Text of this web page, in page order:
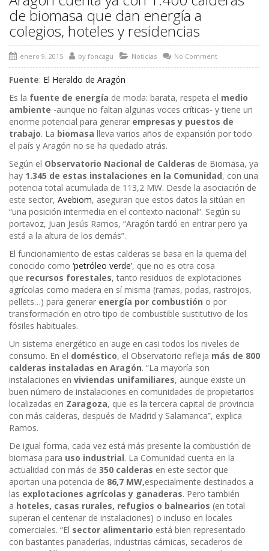
de biomasa que dan energía a
colegios, hoteles y residencias
enero 9, 2015 by foncagu Noticias No Comment
Fuente: El Heraldo de Aragón
Es la fuente de energía de moda: barata, respeta el medio
ambiente -aunque no faltan algunas voces críticas- y tiene un
enorme potencial para generar empresas y puestos de
trabajo. La biomasa lleva varios años de expansión por todo
el país y Aragón no se ha quedado atrás.
Según el Observatorio Nacional de Calderas de Biomasa, ya
hay 1.345 de estas instalaciones en la Comunidad, con una
potencia total acumulada de 113,2 MW. Desde la asociación de
este sector, Avebiom, aseguran que estos datos la sitúan en
“una posición intermedia en el contexto nacional”. Según su
portavoz, Juan Jesús Ramos, “Aragón tardó en entrar pero ya
está a la altura de los demás”.
El funcionamiento de estas calderas se basa en la quema del
conocido como ‘petróleo verde’, que no es otra cosa
que recursos forestales, tanto residuos de explotaciones
agrícolas como madera en sí misma (ramas, podas, rastrojos,
pellets…) para generar energía por combustión o por
transformación en otro tipo de combustible sustitutivo de los
fósiles habituales.
Un sistema energético en auge en casi todos los niveles de
consumo. En el doméstico, el Observatorio refleja más de 800
calderas instaladas en Aragón. “La mayoría son
instalaciones en viviendas unifamiliares, aunque existe un
buen número de instalaciones en comunidades de propietarios
localizadas en Zaragoza, que es la tercera capital de provincia
con más calderas, después de Madrid y Salamanca”, explica
Ramos.
De igual forma, cada vez está más presente la combustión de
biomasa para uso industrial. La Comunidad cuenta en la
actualidad con más de 350 calderas en este sector que
aportan una potencia de 86,7 MW,especialmente destinados a
las explotaciones agrícolas y ganaderas. Pero también
a hoteles, casas rurales, refugios o balnearios (en total
superan el centenar de instalaciones) o incluso en locales
comerciales. “El sector alimentario está bien representado
con bastantes panaderías, industrias cárnicas, secaderos de